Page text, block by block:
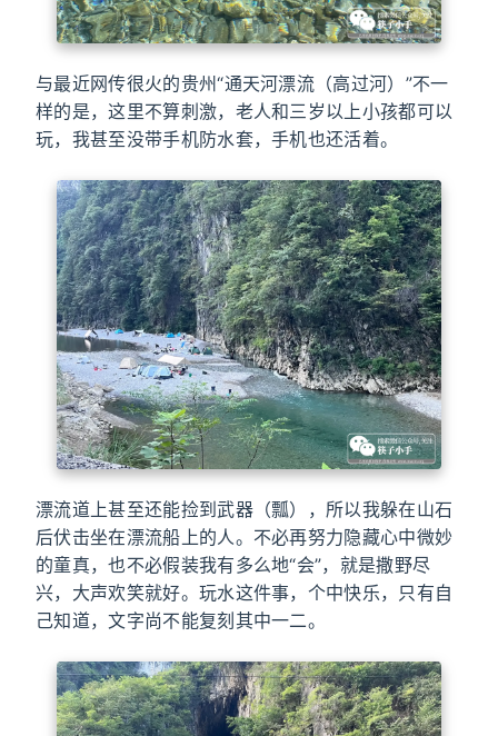
与最近网传很火的贵州“通天河漂流（高过河）”不一
样的是，这里不算刺激，老人和三岁以上小孩都可以
玩，我甚至没带手机防水套，手机也还活着。
漂流道上甚至还能捡到武器（瓢），所以我躲在山石
后伏击坐在漂流船上的人。不必再努力隐藏心中微妙
的童真，也不必假装我有多么地“会”，就是撒野尽
兴，大声欢笑就好。玩水这件事，个中快乐，只有自
己知道，文字尚不能复刻其中一二。